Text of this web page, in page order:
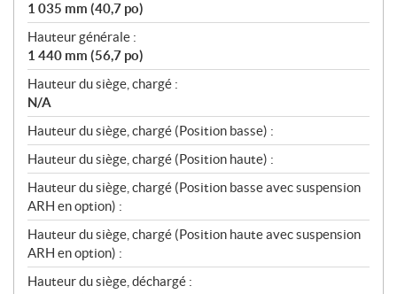
s
1 035 mm (40,7 po)
Hauteur générale :
1 440 mm (56,7 po)
Hauteur du siège, chargé :
N/A
Hauteur du siège, chargé (Position basse) :
Hauteur du siège, chargé (Position haute) :
Hauteur du siège, chargé (Position basse avec suspension
ARH en option) :
Hauteur du siège, chargé (Position haute avec suspension
ARH en option) :
Hauteur du siège, déchargé :